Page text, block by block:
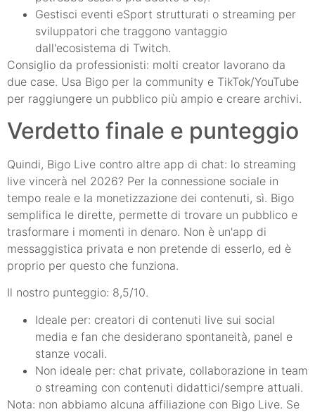
Gestisci eventi eSport strutturati o streaming per
sviluppatori che traggono vantaggio
dall'ecosistema di Twitch.
Consiglio da professionisti: molti creator lavorano da
due case. Usa Bigo per la community e TikTok/YouTube
per raggiungere un pubblico più ampio e creare archivi.
Verdetto finale e punteggio
Quindi, Bigo Live contro altre app di chat: lo streaming
live vincerà nel 2026? Per la connessione sociale in
tempo reale e la monetizzazione dei contenuti, sì. Bigo
semplifica le dirette, permette di trovare un pubblico e
trasformare i momenti in denaro. Non è un'app di
messaggistica privata e non pretende di esserlo, ed è
proprio per questo che funziona.
Il nostro punteggio: 8,5/10.
Ideale per: creatori di contenuti live sui social
media e fan che desiderano spontaneità, panel e
stanze vocali.
Non ideale per: chat private, collaborazione in team
o streaming con contenuti didattici/sempre attuali.
Nota: non abbiamo alcuna affiliazione con Bigo Live. Se